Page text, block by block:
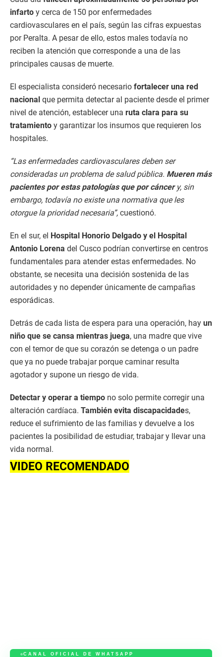
infarto y cerca de 150 por enfermedades
cardiovasculares en el país, según las cifras expuestas
por Peralta. A pesar de ello, estos males todavía no
reciben la atención que corresponde a una de las
principales causas de muerte.
El especialista consideró necesario fortalecer una red
nacional que permita detectar al paciente desde el primer
nivel de atención, establecer una ruta clara para su
tratamiento y garantizar los insumos que requieren los
hospitales.
“Las enfermedades cardiovasculares deben ser
consideradas un problema de salud pública. Mueren más
pacientes por estas patologías que por cáncery, sin
embargo, todavía no existe una normativa que les
otorgue la prioridad necesaria”, cuestionó.
En el sur, el Hospital Honorio Delgado y el Hospital
Antonio Lorena del Cusco podrían convertirse en centros
fundamentales para atender estas enfermedades. No
obstante, se necesita una decisión sostenida de las
autoridades y no depender únicamente de campañas
esporádicas.
Detrás de cada lista de espera para una operación, hay un
niño que se cansa mientras juega, una madre que vive
con el temor de que su corazón se detenga o un padre
que ya no puede trabajar porque caminar resulta
agotador y supone un riesgo de vida.
Detectar y operar a tiempo no solo permite corregir una
alteración cardíaca. También evita discapacidades,
reduce el sufrimiento de las familias y devuelve a los
pacientes la posibilidad de estudiar, trabajar y llevar una
vida normal.
VIDEO RECOMENDADO
CANAL OFICIAL DE WHATSAPP